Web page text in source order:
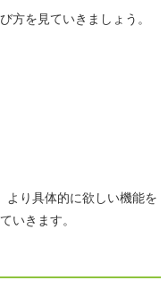
方を見ていきましょう。
より具体的に欲しい機能を
いきます。